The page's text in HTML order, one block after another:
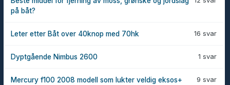
på båt?
16 svar
Leter etter Båt over 40knop med 70hk
1 svar
Dyptgående Nimbus 2600
9 svar
Mercury f100 2008 modell som lukter veldig eksos+